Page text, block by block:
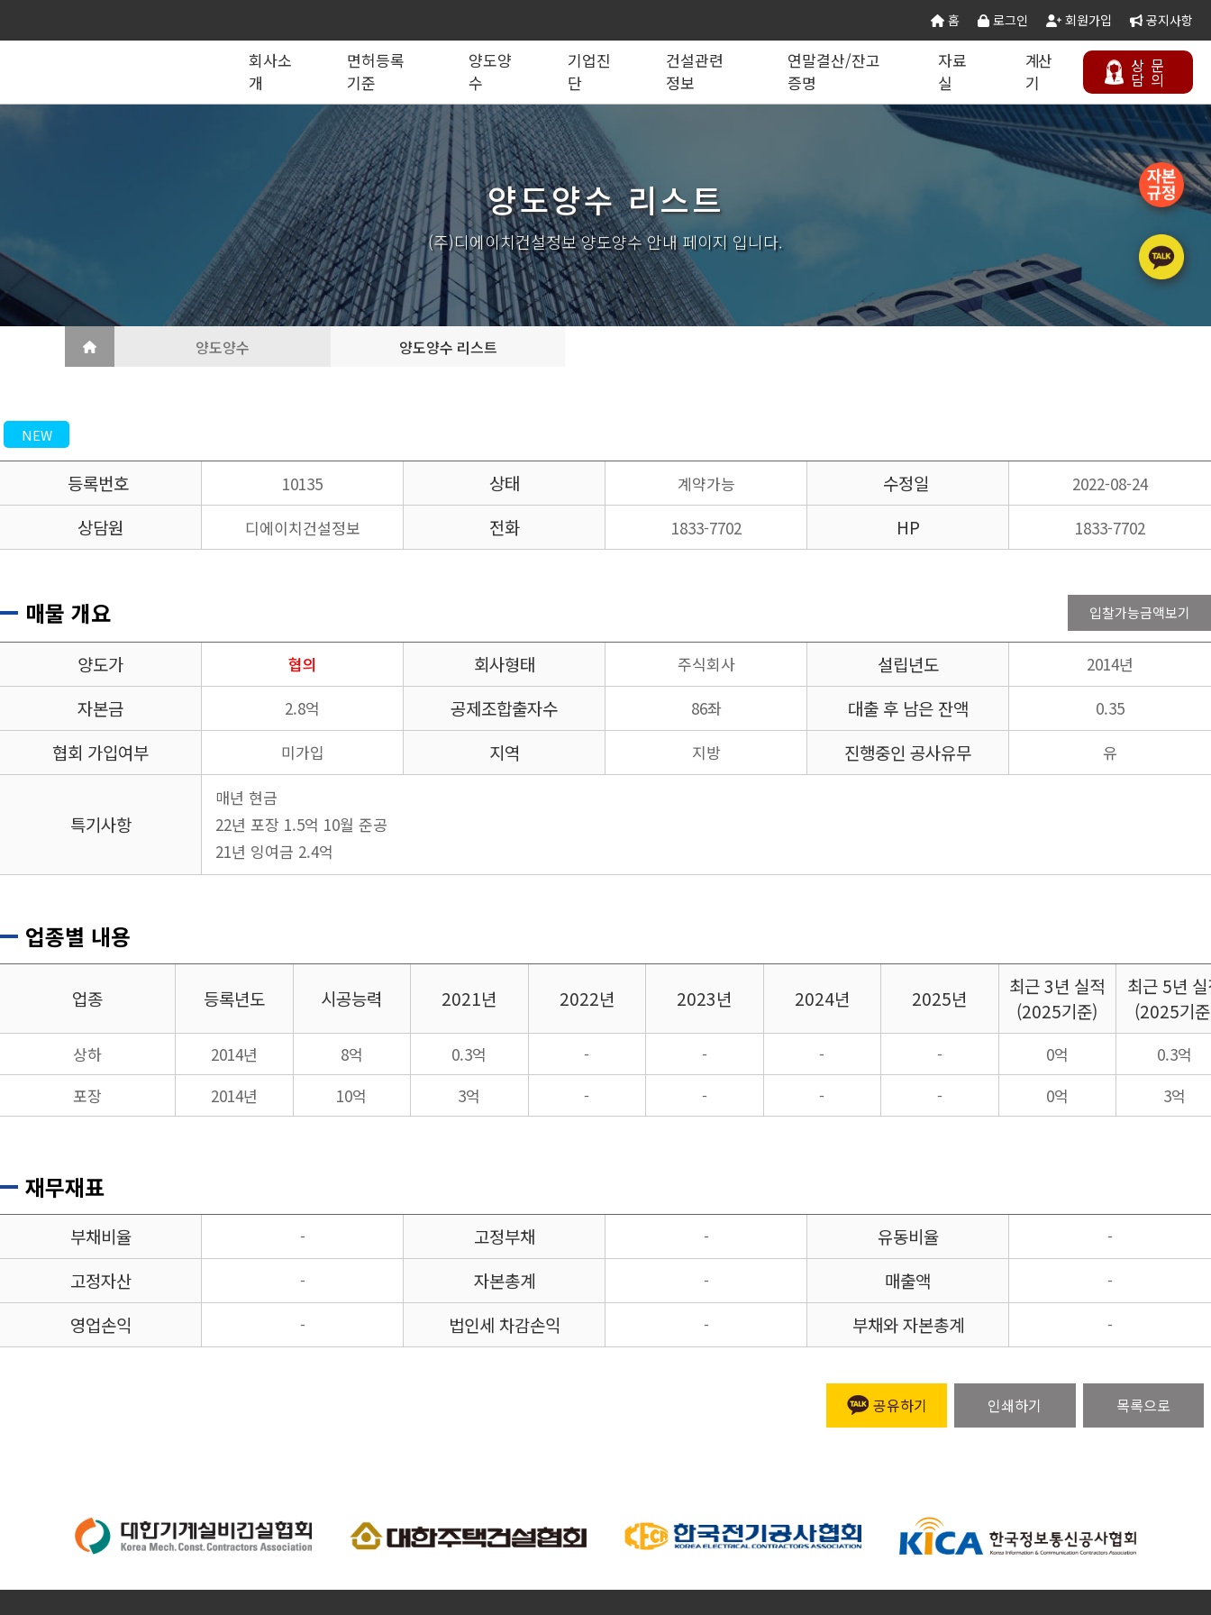
홈 로그인 회원가입 공지사항
회사소
개
면허등록
기준
양도양
수
기업진
단
건설관련
정보
연말결산/잔고
증명
자료
실
계산
기
상
담
문
의
회사소개 사업영역
전문건설업
지반조성·포장공사업
실내건축공사업
도장·습식·방수·석공사업
조경식재·시설물공사업
철근·콘크리트공사업
구조물해체·비계공사업
상·하수도설비공사업
철도·궤도공사업
철강구조물공사업
수중·준설공사업
승강기·삭도공사업
시설물유지관리업(폐지)
기계설비·가스공사업
가스·난방공사업
금속·창호·지붕
전기공사업
소방시설공사업
대지조성사업자
나무병원
산림사업법인
엔지니어링사업자
개인하수처리시설·
설계시공업
승강기유지관리업
등록절차
상담하기
양도양수 리스트
공제조합 실태조사 기재사항변경 건설컬럼
국가계약법령관계서식 건설업등록서식 건설공무서식
실질자본금 계산기
양도양수 리스트
(주)디에이치건설정보 양도양수 안내 페이지 입니다.
양도양수 양도양수 리스트
NEW
등록번호 10135 상태 계약가능 수정일 2022-08-24
상담원 디에이치건설정보 전화 1833-7702 HP 1833-7702
매물 개요 입찰가능금액보기
양도가 협의 회사형태 주식회사 설립년도 2014년
자본금 2.8억 공제조합출자수 86좌 대출 후 남은 잔액 0.35
협회 가입여부 미가입 지역 지방 진행중인 공사유무 유
특기사항
매년 현금
22년 포장 1.5억 10월 준공
21년 잉여금 2.4억
업종별 내용
업종 등록년도 시공능력 2021년 2022년 2023년 2024년 2025년
최근3년 실적
(2025기준)
최근 5년
(2025기
상하 2014년 8억 0.3억 - - - - 0억
0.3억
포장
2014년 10억 3억 - - - - 0억 3억
재무재표
부채비율 - 고정부채 - 유동비율 -
고정자산 - 자본총계 - 매출액 -
영업손익 - 법인세 차감손익 - 부채와 자본총계 -
공유하기 인쇄하기 목록으로